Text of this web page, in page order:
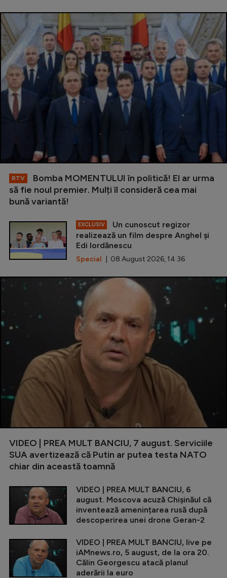
RTV
Bomba MOMENTULUI în politică! El ar urma
să fie noul premier. Mulți îl consideră cea mai
bună variantă!
EXCLUSIV
Un cunoscut regizor
realizează un film despre Anghel și
Edi Iordănescu
Special | 08 August 2026, 14:36
VIDEO | PREA MULT BANCIU, 7 august. Serviciile
SUA avertizează că Putin ar putea testa NATO
chiar din această toamnă
VIDEO | PREA MULT BANCIU, 6
august. Moscova acuză Chișinăul că
inventează amenințarea rusă după
descoperirea unei drone Geran-2
VIDEO | PREA MULT BANCIU, live pe
iAMnews.ro, 5 august, de la ora 20.
Călin Georgescu atacă planul
aderării la euro